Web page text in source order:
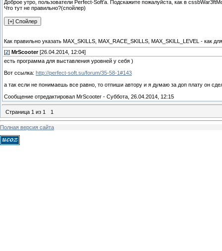
Доброе утро, пользователи Perfect-Soft'а. Подскажите пожалуйста, как в
Что тут не правильно?(спойлер)
Как правильно указать MAX_SKILLS, MAX_RACE_SKILLS, MAX_SKILL_LEVEL - как
[2] MrScooter[26.04.2014, 12:04]
есть программа для выставления уровней у себя )
Вот ссылка: http://perfect-soft.su/forum/35-58-1#143
а так если не понимаешь все равно, то отпиши автору и я думаю за доп плату он
Сообщение отредактировал MrScooter - Суббота, 26.04.2014, 12:15
Страница 1 из 1 1
Полная версия сайта